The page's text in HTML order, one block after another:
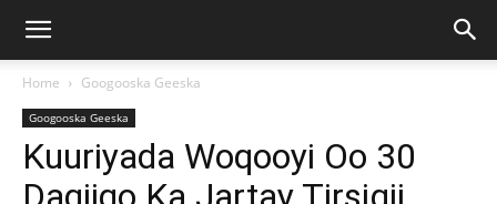
Home Googooska Geeska
Googooska Geeska
Kuuriyada Woqooyi Oo 30